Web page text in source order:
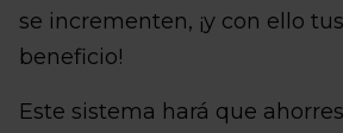
se incrementen, ¡y con ello
beneficio!
Este sistema hará que